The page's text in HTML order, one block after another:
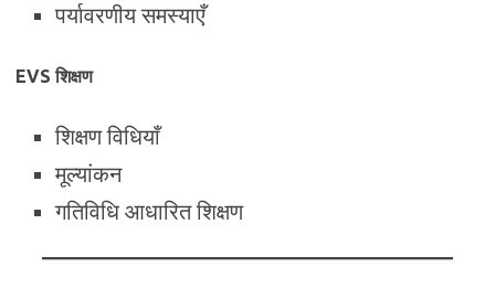
पर्यावरणीय समस्याएँ
EVS शिक्षण
शिक्षण विधियाँ
मूल्यांकन
गतिविधि आधारित शिक्षण